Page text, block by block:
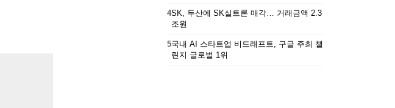
4SK, 두산에 SK실트론 매각… 거래금액 2.3
조원
5국내 AI 스타트업 비드래프트, 구글 주최 챌
린지 글로벌 1위